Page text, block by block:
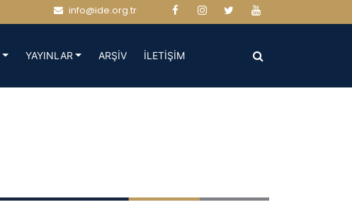
info@ide.org.tr
YAYINLAR ARŞİV(CURRENT)
İLETİŞİM(CURRENT)